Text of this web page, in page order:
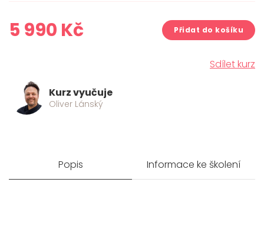
5 990 Kč Přidat do košíku
Sdílet kurz
Kurz vyučuje
Oliver Lánský
Popis Informace ke školení